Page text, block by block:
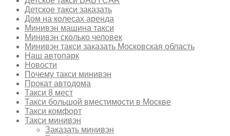
Детское такси заказать
Дом на колесах аренда
Минивэн машина такси
Минивэн сколько человек
Минивэн такси заказать Московская область
Наш автопарк
Новости
Почему такси минивэн
Прокат автодома
Такси 8 мест
Такси большой вместимости в Москве
Такси комфорт
Такси минивэн
Заказать минивэн